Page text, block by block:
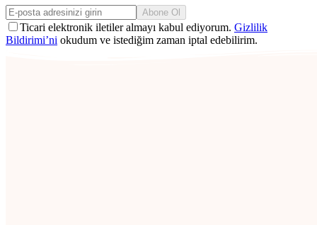
Abone Ol
Ticari elektronik iletiler almayı kabul ediyorum. Gizlilik
Bildirimi’ni okudum ve istediğim zaman iptal edebilirim.